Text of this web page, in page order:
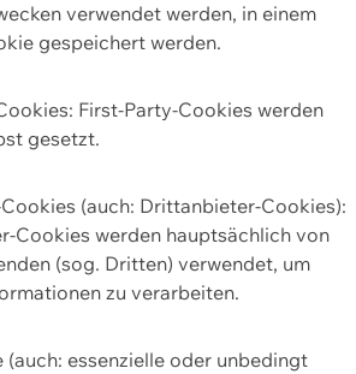
verwendet werden, in einem
gespeichert werden.
First-Party-Cookies werden
gesetzt.
(auch: Drittanbieter-Cookies):
Cookies werden hauptsächlich von
(sog. Dritten) verwendet, um
zu verarbeiten.
(auch: essenzielle oder unbedingt